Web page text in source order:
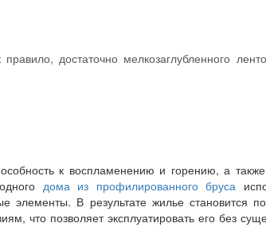
достаточно мелкозаглубленного
к воспламенению и горению, а
дома из профилированного бруса
элементы. В результате жилье становится
что позволяет эксплуатировать его без